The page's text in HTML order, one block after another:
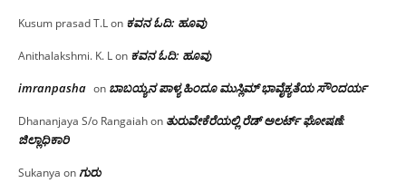
Kusum prasad T.Lon ಕವನ ಓದಿ: ಹೂವು
Anithalakshmi. K. Lon ಕವನ ಓದಿ: ಹೂವು
imranpasha on ಬಾಬಯ್ಯನ ಪಾಳ್ಯ ಹಿಂದೂ ಮುಸ್ಲಿಮ್ ಭಾವೈಕ್ಯತೆಯ ಸೌಂದರ್ಯ
Dhananjaya S/o Rangaiahon ತುರುವೇಕೆರೆಯಲ್ಲಿ ರೆಡ್ ಅಲರ್ಟ್ ಘೋಷಣೆ:
ಜಿಲ್ಲಾಧಿಕಾರಿ
Sukanya onಗುರು